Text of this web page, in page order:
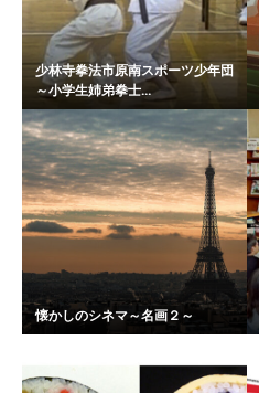
少林寺拳法市原南スポーツ少年団
～小学生姉弟拳士...
懐かしのシネマ～名画２～